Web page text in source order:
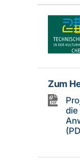
Zum
die